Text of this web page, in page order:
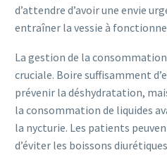
d’attendre d’avoir une envie
entraîner la vessie à
La gestion de la
cruciale. Boire suffisamment
prévenir la déshydratation,
la consommation de liquides
la nycturie. Les patients
d’éviter les boissons